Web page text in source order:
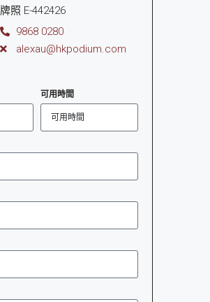
牌照 E-442426
9868 0280
alexau@hkpodium.com
可用時間